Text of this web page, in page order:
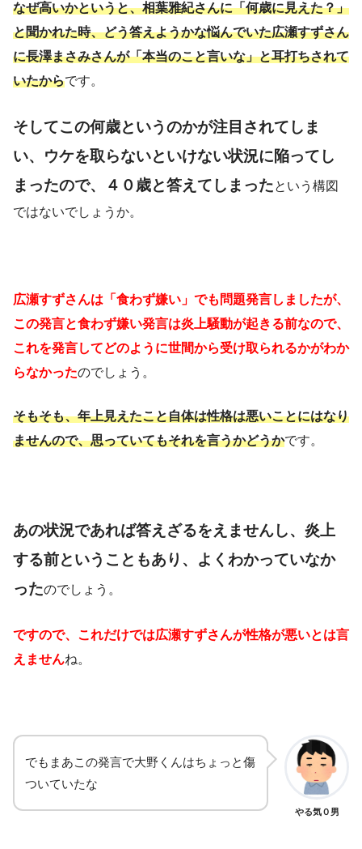
なぜ高いかというと、相葉雅紀さんに「何歳に見えた？」
と聞かれた時、どう答えようかな悩んでいた広瀬すずさん
に長澤まさみさんが「本当のこと言いな」と耳打ちされて
いたからです。
そしてこの何歳というのかが注目されてしま
い、ウケを取らないといけない状況に陥ってし
まったので、４０歳と答えてしまったという構図
ではないでしょうか。
広瀬すずさんは「食わず嫌い」でも問題発言しましたが、
この発言と食わず嫌い発言は炎上騒動が起きる前なので、
これを発言してどのように世間から受け取られるかがわか
らなかったのでしょう。
そもそも、年上見えたこと自体は性格は悪いことにはなり
ませんので、思っていてもそれを言うかどうかです。
あの状況であれば答えざるをえませんし、炎上
する前ということもあり、よくわかっていなか
ったのでしょう。
ですので、これだけでは広瀬すずさんが性格が悪いとは言
えませんね。
でもまあこの発言で大野くんはちょっと傷
ついていたな
やる気０男